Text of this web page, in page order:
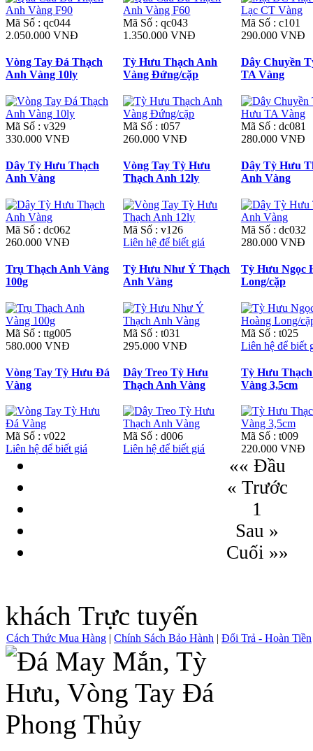
Mã Số : qc044
2.050.000 VNĐ
Mã Số : qc043
1.350.000 VNĐ
Mã Số : c101
290.000 VNĐ
Vòng Tay Đá Thạch
Anh Vàng 10ly
Mã Số : v329
330.000 VNĐ
Tỳ Hưu Thạch Anh
Vàng Đứng/cặp
Mã Số : t057
260.000 VNĐ
Dây Chuyền
TA Vàng
Mã Số : dc081
280.000 VNĐ
Dây Tỳ Hưu Thạch
Anh Vàng
Mã Số : dc062
260.000 VNĐ
Vòng Tay Tỳ Hưu
Thạch Anh 12ly
Mã Số : v126
Liên hệ để biết giá
Dây Tỳ Hưu
Anh Vàng
Mã Số : dc032
280.000 VNĐ
Trụ Thạch Anh Vàng
100g
Mã Số : ttg005
580.000 VNĐ
Tỳ Hưu Như Ý Thạch
Anh Vàng
Mã Số : t031
295.000 VNĐ
Tỳ Hưu Ngọc
Long/cặp
Mã Số : t025
Liên hệ để biết
Vòng Tay Tỳ Hưu Đá
Vàng
Mã Số : v022
Liên hệ để biết giá
Dây Treo Tỳ Hưu
Thạch Anh Vàng
Mã Số : d006
Liên hệ để biết giá
Tỳ Hưu
Vàng 3,5cm
Mã Số : t009
220.000 VNĐ
«« Đầu
« Trước
1
Sau »
Cuối »»
khách Trực tuyến
Cách Thức Mua Hàng | Chính Sách Bảo Hành | Đổi Trả - Hoàn Tiền